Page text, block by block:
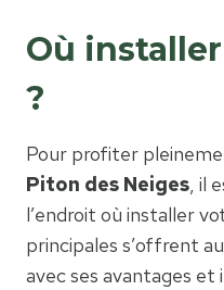
Où
?
Pour profiter
Piton des Neiges, il
l’endroit où installer
principales s’offrent
avec ses avantages et